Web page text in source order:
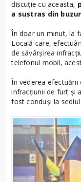
discuție cu aceasta,
a sustras din
În doar un minut, la
Locală care,
de săvârșirea
telefonul mobil,
În vederea efectuării
infracțiunii de furt și
fost conduși la